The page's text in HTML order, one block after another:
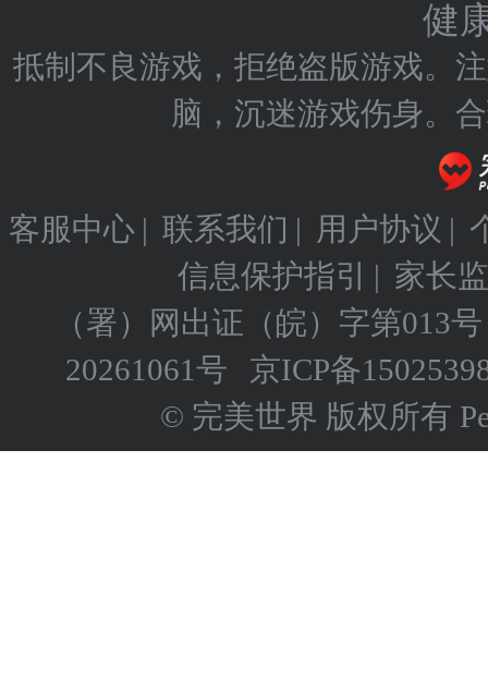
健
抵制不良游戏，拒绝盗版游戏。
脑，沉迷游戏伤身。
客服中心 | 联系我们 | 用户协议 |
信息保护指引
| 家长
（署）网出证（皖）字第013号
20261061号
京ICP备
© 完美世界 版权所有